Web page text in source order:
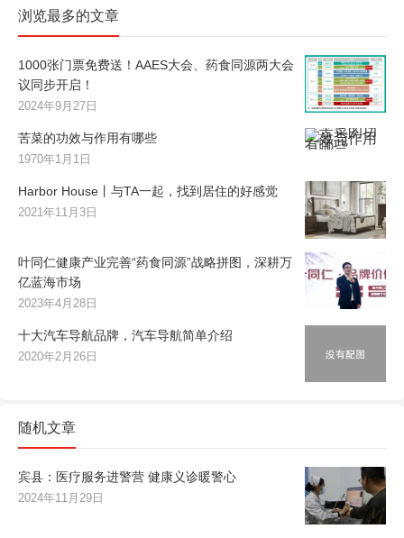
浏览最多的文章
1000张门票免费送！AAES大会、药食同源两大会
议同步开启！
2024年9月27日
苦菜的功效与作用有哪些
1970年1月1日
Harbor House丨与TA一起，找到居住的好感觉
2021年11月3日
叶同仁健康产业完善“药食同源”战略拼图，深耕万
亿蓝海市场
2023年4月28日
十大汽车导航品牌，汽车导航简单介绍
2020年2月26日
随机文章
宾县：医疗服务进警营 健康义诊暖警心
2024年11月29日